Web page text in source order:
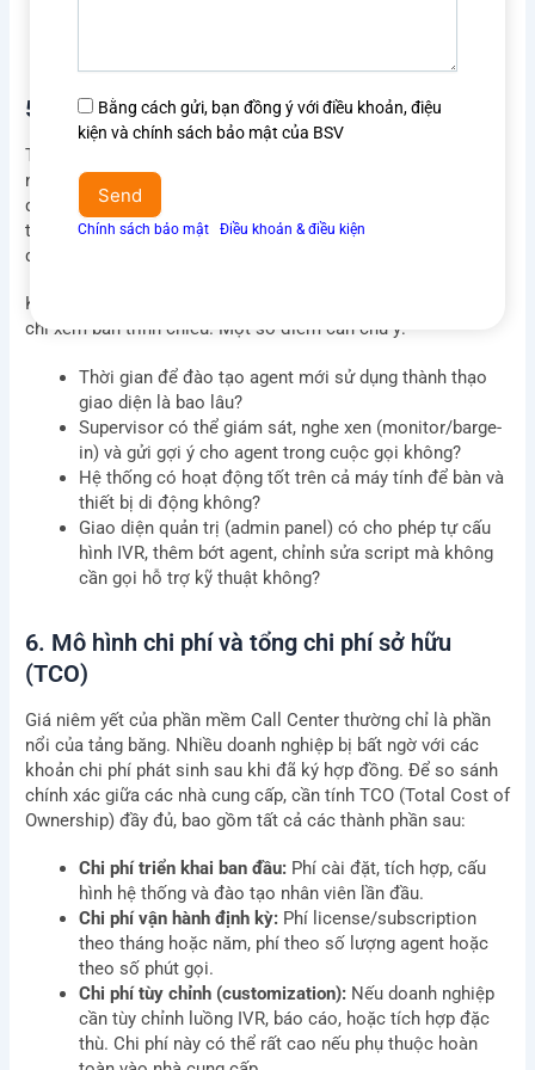
5. Trải nghiệm sử dụng
Tiêu chí này thường bị bỏ qua trong quá trình đánh giá,
nhưng lại ảnh hưởng trực tiếp đến năng suất và tỷ lệ lỗi của
đội ngũ vận hành. Một giao diện phức tạp, nhiều bước thao
tác không cần thiết sẽ làm tăng AHT và tỷ lệ lỗi nhập liệu,
đặc biệt với nhân viên mới.
Khi demo phần mềm, hãy yêu cầu được thử trực tiếp, không
chỉ xem bản trình chiếu. Một số điểm cần chú ý:
Thời gian để đào tạo agent mới sử dụng thành thạo
giao diện là bao lâu?
Supervisor có thể giám sát, nghe xen (monitor/barge-
in) và gửi gợi ý cho agent trong cuộc gọi không?
Hệ thống có hoạt động tốt trên cả máy tính để bàn và
thiết bị di động không?
Giao diện quản trị (admin panel) có cho phép tự cấu
hình IVR, thêm bớt agent, chỉnh sửa script mà không
cần gọi hỗ trợ kỹ thuật không?
6. Mô hình chi phí và tổng chi phí sở hữu
(TCO)
Giá niêm yết của phần mềm Call Center thường chỉ là phần
nổi của tảng băng. Nhiều doanh nghiệp bị bất ngờ với các
khoản chi phí phát sinh sau khi đã ký hợp đồng. Để so sánh
chính xác giữa các nhà cung cấp, cần tính TCO (Total Cost of
Ownership) đầy đủ, bao gồm tất cả các thành phần sau:
Chi phí triển khai ban đầu:Phí cài đặt, tích hợp, cấu
hình hệ thống và đào tạo nhân viên lần đầu.
Chi phí vận hành định kỳ:Phí license/subscription
theo tháng hoặc năm, phí theo số lượng agent hoặc
theo số phút gọi.
Chi phí tùy chỉnh (customization):Nếu doanh nghiệp
cần tùy chỉnh luồng IVR, báo cáo, hoặc tích hợp đặc
thù. Chi phí này có thể rất cao nếu phụ thuộc hoàn
Đồng
ý
khoản
&
điều
Bằng cách gửi, bạn đồng ý với điều khoản, điệu
kiện và chính sách bảo mật của BSV
Send
Chính sách bảo mậtΙ Điều khoản & điều kiện